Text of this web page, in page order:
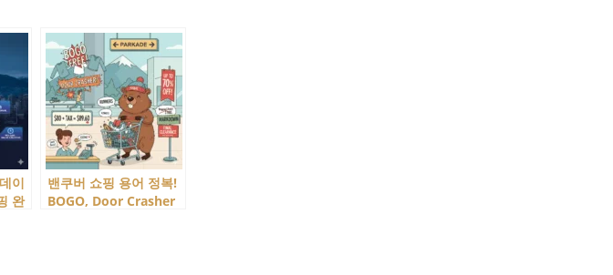
이
완
밴쿠버 쇼핑 용어 정복!
BOGO, Door Crasher